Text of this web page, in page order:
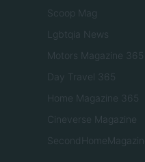
Scoop Mag
Lgbtqia News
Motors Magazine 365
Day Travel 365
Home Magazine 365
Cineverse Magazine
SecondHomeMagazine